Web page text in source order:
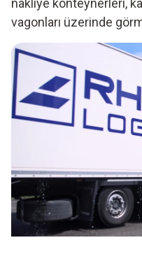
nakliye konteynerleri,
vagonları üzerinde